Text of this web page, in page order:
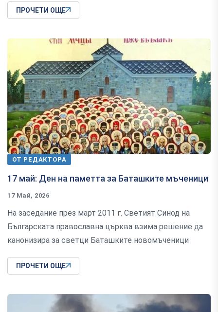
ПРОЧЕТИ ОЩЕ
ОТ РЕДАКТОРА
17 май: Ден на паметта за Баташките мъченици
17 Май, 2026
На заседание през март 2011 г. Светият Синод на
Българската православна църква взима решение да
канонизира за светци Баташките новомъченици
ПРОЧЕТИ ОЩЕ